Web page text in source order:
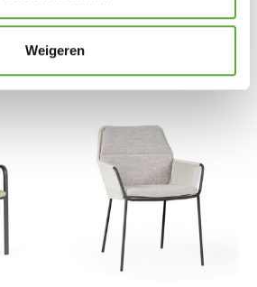
Weigeren
EN ALTERNATIEVE